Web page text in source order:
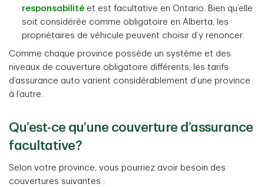
responsabilité et est facultative en Ontario. Bien qu’elle
soit considérée comme obligatoire en Alberta, les
propriétaires de véhicule peuvent choisir d’y renoncer.
Comme chaque province possède un système et des
niveaux de couverture obligatoire différents, les tarifs
d’assurance auto varient considérablement d’une province
à l’autre.
Qu’est-ce qu’une couverture d’assurance
facultative?
Selon votre province, vous pourriez avoir besoin des
couvertures suivantes :